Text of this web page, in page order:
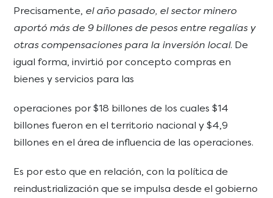
Precisamente, el año pasado, el sector minero
aportó más de 9 billones de pesos entre regalías y
otras compensaciones para la inversión local. De
igual forma, invirtió por concepto compras en
bienes y servicios para las
operaciones por $18 billones de los cuales $14
billones fueron en el territorio nacional y $4,9
billones en el área de influencia de las operaciones.
Es por esto que en relación, con la política de
reindustrialización que se impulsa desde el gobierno